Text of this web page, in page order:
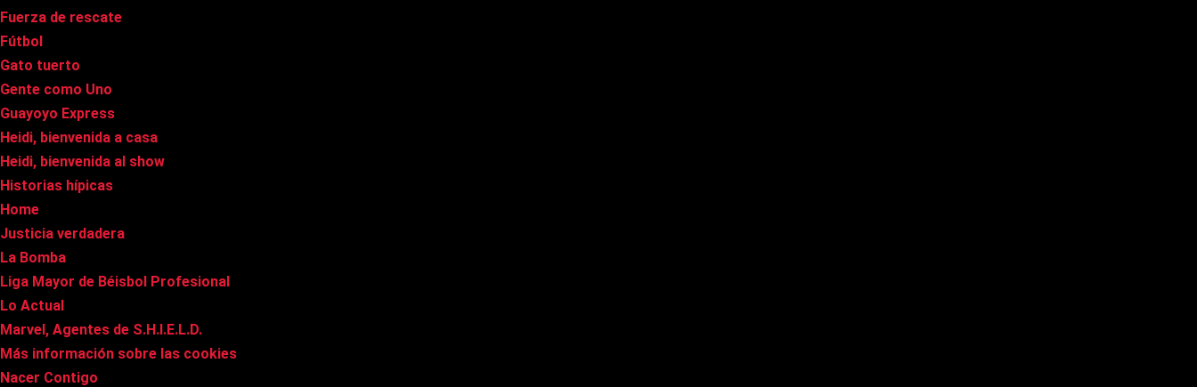
Fuerza de rescate
Fútbol
Gato tuerto
Gente como Uno
Guayoyo Express
Heidi, bienvenida a casa
Heidi, bienvenida al show
Historias hípicas
Home
Justicia verdadera
La Bomba
Liga Mayor de Béisbol Profesional
Lo Actual
Marvel, Agentes de S.H.I.E.L.D.
Más información sobre las cookies
Nacer Contigo